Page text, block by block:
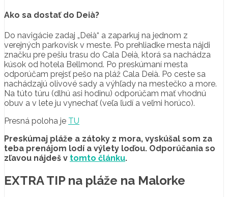
Ako sa dostať do Deià?
Do navigácie zadaj „Deià“ a zaparkuj na jednom z
verejných parkovísk v meste. Po prehliadke mesta nájdi
značku pre pešiu trasu do Cala Deià, ktorá sa nachádza
kúsok od hotela Bellmond. Po preskúmaní mesta
odporúčam prejsť pešo na pláž Cala Deià. Po ceste sa
nachádzajú olivové sady a výhľady na mestečko a more.
Na túto túru (dlhú asi hodinu) odporúčam mať vhodnú
obuv a v lete ju vynechať (veľa ľudí a veľmi horúco).
Presná poloha je TU
Preskúmaj pláže a zátoky z mora, vyskúšal som za
teba prenájom lodí a výlety loďou. Odporúčania so
zľavou nájdeš v tomto článku.
EXTRA TIP na pláže na Malorke